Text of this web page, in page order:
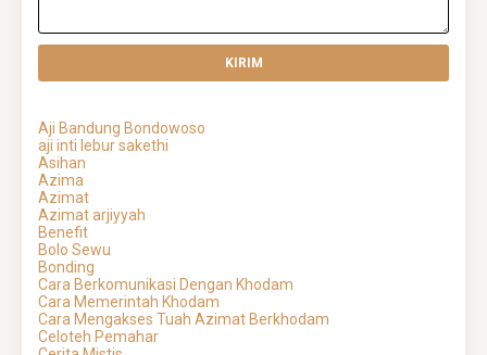
Aji Bandung Bondowoso
aji inti lebur sakethi
Asihan
Azima
Azimat
Azimat arjiyyah
Benefit
Bolo Sewu
Bonding
Cara Berkomunikasi Dengan Khodam
Cara Memerintah Khodam
Cara Mengakses Tuah Azimat Berkhodam
Celoteh Pemahar